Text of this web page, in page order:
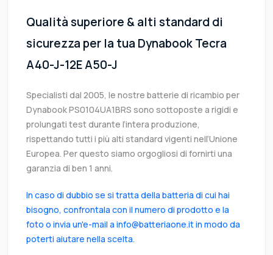
Qualità superiore & alti standard di
sicurezza per la tua Dynabook Tecra
A40-J-12E A50-J
Specialisti dal 2005, le nostre batterie di ricambio per
Dynabook PS0104UA1BRS sono sottoposte a rigidi e
prolungati test durante l’intera produzione,
rispettando tutti i più alti standard vigenti nell’Unione
Europea. Per questo siamo orgogliosi di fornirti una
garanzia di ben 1 anni.
In caso di dubbio se si tratta della batteria di cui hai
bisogno, confrontala con il numero di prodotto e la
foto o invia un'e-mail a info@batteriaone.it in modo da
poterti aiutare nella scelta.